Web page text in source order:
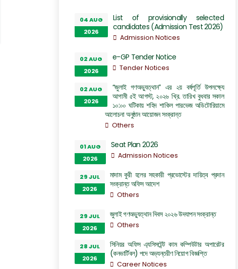
04 AUG
2026
List of provisionally selected
candidates (Admission Test 2026)
Admission Notices
02 AUG
2026
e-GP Tender Notice
Tender Notices
02 AUG
2026
“জুলাই গণঅভ্যুত্থান” এর ২য় বর্ষপূর্তি উপলক্ষ্যে
আগামী ৫ই আগস্ট, ২০২৬ খ্রি. তারিখ বুধবার সকাল
১০:০০ ঘটিকায় শহিদ শাকিল পারভেজ অডিটোরিয়ামে
আলোচনা অনুষ্ঠান আয়োজন সংক্রান্ত
Others
01 AUG
2026
Seat Plan 2026
Admission Notices
29 JUL
2026
মাদাম কুরী হলের সহকারী প্রভোস্টের দায়িত্ব প্রদান
সংক্রান্ত অফিস আদেশ
Others
29 JUL
2026
জুলাই গণঅভ্যুত্থান দিবস ২০২৬ উদযাপন সংক্রান্ত
Others
28 JUL
2026
সিনিয়র অফিস এ্যসিসটেন্ট কাম কম্পিউটার অপারেটর
(কনভার্টিবল) পদে অভ্যন্তরীণ নিয়োগ বিজ্ঞপ্তি
Career Notices